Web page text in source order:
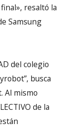
resaltó la
Samsung
del colegio
busca
Al mismo
de la